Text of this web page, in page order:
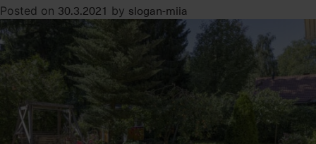
asunto?
Posted on 30.3.2021 by slogan-miia